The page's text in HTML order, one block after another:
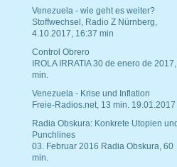
Venezuela - wie geht es weiter?
Stoffwechsel, Radio Z Nürnberg,
4.10.2017, 16:37 min
Control Obrero
IROLA IRRATIA 30 de enero de
min.
Venezuela - Krise und Inflation
Freie-Radios.net, 13 min. 19.01.2017
Radia Obskura: Konkrete Utopien und
Punchlines
03. Februar 2016 Radia Obskura, 60
min.